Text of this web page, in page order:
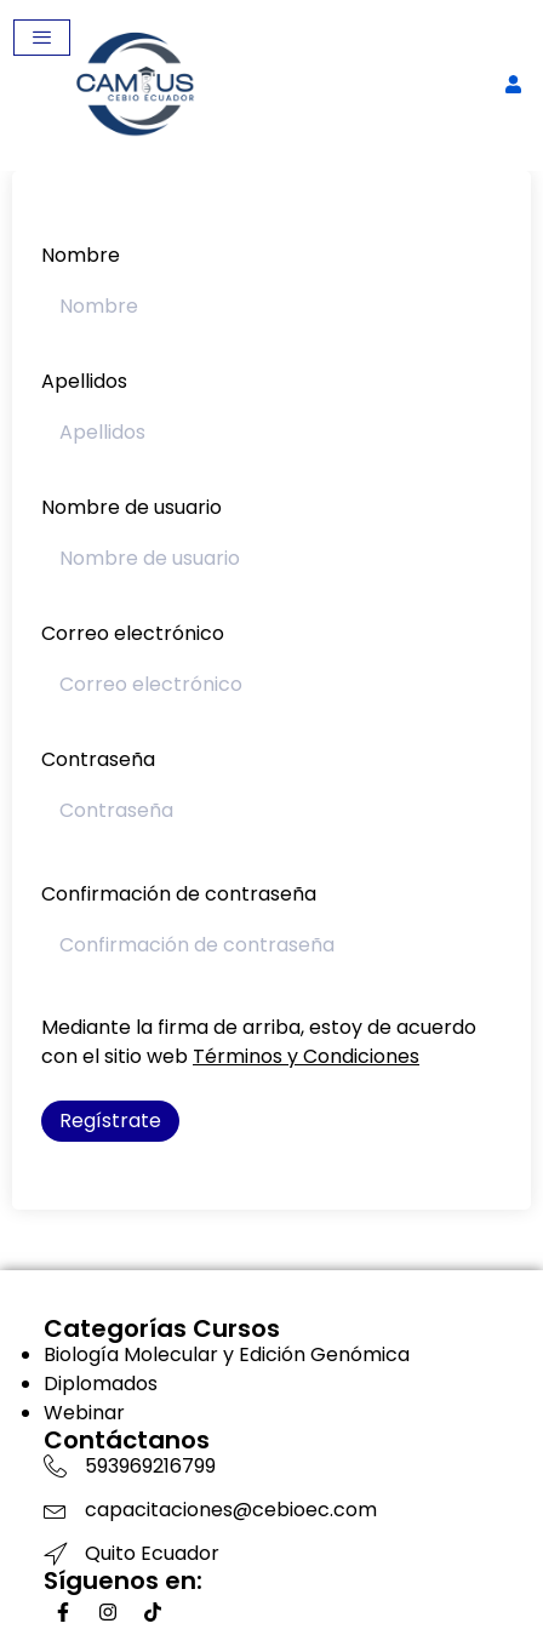
Nombre
Apellidos
Nombre de usuario
Correo electrónico
Contraseña
Confirmación de contraseña
Mediante la firma de arriba, estoy de acuerdo
con el sitio web Términos y Condiciones
Regístrate
Categorías Cursos
Biología Molecular y Edición Genómica
Diplomados
Webinar
Contáctanos
593969216799
capacitaciones@cebioec.com
Quito Ecuador
Síguenos en: